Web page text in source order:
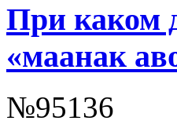
При каком
«маанак
№95136